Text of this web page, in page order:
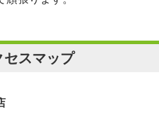
セスマップ